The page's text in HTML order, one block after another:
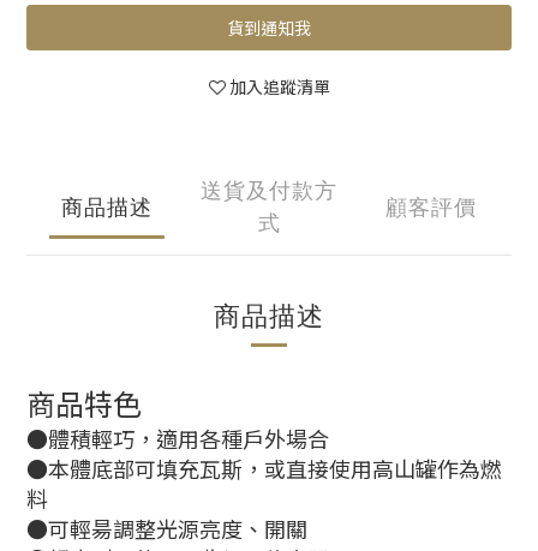
貨到通知我
加入追蹤清單
商品描述
送貨及付款方
式
顧客評價
商品描述
商品特色
●體積輕巧，適用各種戶外場合
●本體底部可填充瓦斯，或直接使用高山罐作為燃
料
●可輕昜調整光源亮度、開關